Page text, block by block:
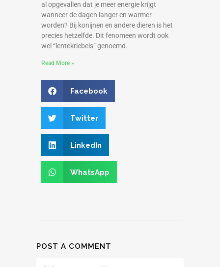
al opgevallen dat je meer energie krijgt
wanneer de dagen langer en warmer
worden? Bij konijnen en andere dieren is het
precies hetzelfde. Dit fenomeen wordt ook
wel “lentekriebels” genoemd.
Read More »
Facebook
Twitter
LinkedIn
WhatsApp
POST A COMMENT